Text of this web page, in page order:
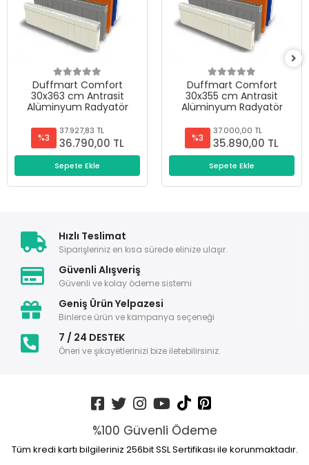
Duffmart Comfort
30x363 cm Antrasit
Alüminyum Radyatör
%3
37.927,83 TL
36.790,00 TL
Sepete Ekle
Duffmart Comfort
30x355 cm Antrasit
Alüminyum Radyatör
%3
37.000,00 TL
35.890,00 TL
Sepete Ekle
Hızlı Teslimat
Siparişleriniz en kısa sürede elinize ulaşır.
Güvenli Alışveriş
Güvenli ve kolay ödeme sistemi
Geniş Ürün Yelpazesi
Binlerce ürün ve kampanya seçeneği
7 / 24 DESTEK
Öneri ve şikayetlerinizi bize iletebilirsiniz.
%100 Güvenli Ödeme
Tüm kredi kartı bilgileriniz 256bit SSL Sertifikası ile korunmaktadır.